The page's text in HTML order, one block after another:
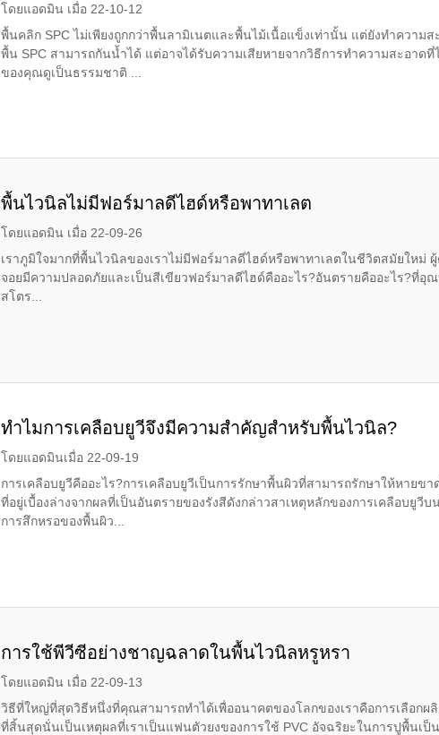
โดยแอดมิน เมื่อ 22-10-12
พื้นคลิก SPC ไม่เพียงถูกกว่าพื้นลามิเนตและพื้นไม้เนื้อแข็งเท่านั้น แต่ยังทำความ
พื้น SPC สามารถกันน้ำได้ แต่อาจได้รับความเสียหายจากวิธีการทำความสะอาด
ของคุณดูเป็นธรรมชาติ ...
พื้นไวนิลไม่มีฟอร์มาลดีไฮด์หรือพาทาเลต
โดยแอดมิน เมื่อ 22-09-26
เราภูมิใจมากที่พื้นไวนิลของเราไม่มีฟอร์มาลดีไฮด์หรือพาทาเลตในชีวิตสมัยให
จอยมีความปลอดภัยและเป็นสีเขียวฟอร์มาลดีไฮด์คืออะไร?อันตรายคืออะไร?ที่
สโตร...
ทำไมการเคลือบยูวีจึงมีความสำคัญสำหรับพื้นไวนิล?
โดยแอดมินเมื่อ 22-09-19
การเคลือบยูวีคืออะไร?การเคลือบยูวีเป็นการรักษาพื้นผิวที่สามารถรักษาให้หายข
ที่อยู่เบื้องล่างจากผลที่เป็นอันตรายของรังสีดังกล่าวสาเหตุหลักของการเคลือบยู
การสึกหรอของพื้นผิว...
การใช้พีวีซีอย่างชาญฉลาดในพื้นไวนิลหรูหรา
โดยแอดมิน เมื่อ 22-09-13
วิธีที่ใหญ่ที่สุดวิธีหนึ่งที่คุณสามารถทำได้เพื่ออนาคตของโลกของเราคือการเลือก
ที่สิ้นสุดนั่นเป็นเหตุผลที่เราเป็นแฟนตัวยงของการใช้ PVC อัจฉริยะในการปูพื้นเ